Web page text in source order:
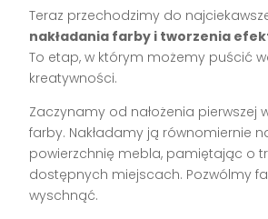
Teraz przechodzimy do
nakładania farby i tworzenia
To etap, w którym możemy puścić
kreatywności.
Zaczynamy od nałożenia pierwszej
farby. Nakładamy ją równomiernie
powierzchnię mebla, pamiętając o
dostępnych miejscach. Pozwólmy
wyschnąć.